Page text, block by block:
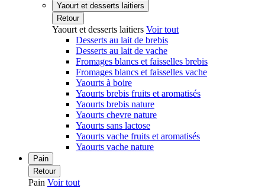
Yaourt et desserts laitiers
Retour
Yaourt et desserts laitiers Voir tout
Desserts au lait de brebis
Desserts au lait de vache
Fromages blancs et faisselles brebis
Fromages blancs et faisselles vache
Yaourts à boire
Yaourts brebis fruits et aromatisés
Yaourts brebis nature
Yaourts chevre nature
Yaourts sans lactose
Yaourts vache fruits et aromatisés
Yaourts vache nature
Pain
Retour
Pain Voir tout